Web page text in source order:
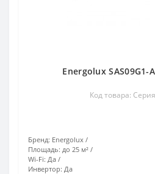
Energolux SAS09G1-
Код товара:
Бренд: Energolux
Площадь: до 25 м²
Wi-Fi: Да
Инвертор: Да